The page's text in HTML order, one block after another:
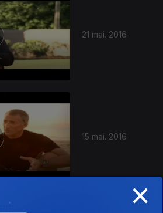
21 mai. 2016
15 mai. 2016
×